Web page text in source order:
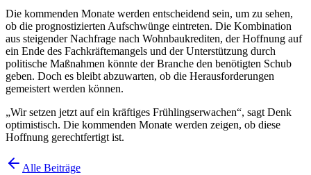
Die kommenden Monate werden entscheidend sein, um zu sehen,
ob die prognostizierten Aufschwünge eintreten. Die Kombination
aus steigender Nachfrage nach Wohnbaukrediten, der Hoffnung auf
ein Ende des Fachkräftemangels und der Unterstützung durch
politische Maßnahmen könnte der Branche den benötigten Schub
geben. Doch es bleibt abzuwarten, ob die Herausforderungen
gemeistert werden können.
„Wir setzen jetzt auf ein kräftiges Frühlingserwachen“, sagt Denk
optimistisch. Die kommenden Monate werden zeigen, ob diese
Hoffnung gerechtfertigt ist.
Alle Beiträge